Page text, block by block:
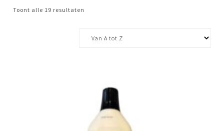
Toont alle 19 resultaten